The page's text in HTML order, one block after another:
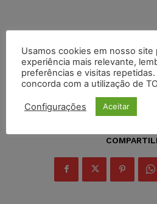
Usamos cookies em nosso site
experiência mais relevante,
preferências e visitas repetidas.
concorda com a utilização de
Configurações Aceitar